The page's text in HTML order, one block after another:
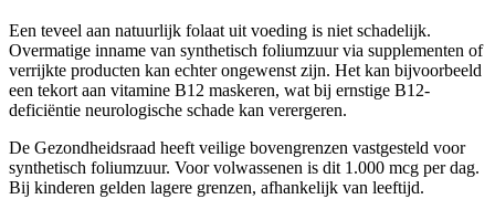
Een teveel aan natuurlijk folaat uit voeding is niet schadelijk.
Overmatige inname van synthetisch foliumzuur via supplementen of
verrijkte producten kan echter ongewenst zijn. Het kan bijvoorbeeld
een tekort aan vitamine B12 maskeren, wat bij ernstige B12-
deficiëntie neurologische schade kan verergeren.
De Gezondheidsraad heeft veilige bovengrenzen vastgesteld voor
synthetisch foliumzuur. Voor volwassenen is dit 1.000 mcg per dag.
Bij kinderen gelden lagere grenzen, afhankelijk van leeftijd.